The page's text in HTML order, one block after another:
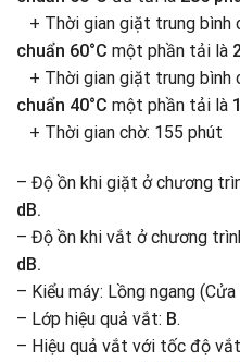
+ Thời gian giặt trung bình
chuẩn 60°C một phần tải là
+ Thời gian giặt trung bình
chuẩn 40°C một phần tải là
+ Thời gian chờ: 155 phút
– Độ ồn khi giặt ở chương
dB.
– Độ ồn khi vắt ở chương
dB.
– Kiểu máy: Lồng ngang
– Lớp hiệu quả vắt: B.
– Hiệu quả vắt với tốc độ